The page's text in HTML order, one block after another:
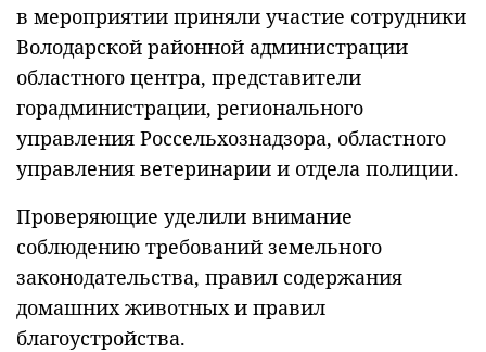
в мероприятии приняли участие сотрудники
Володарской районной администрации
областного центра, представители
горадминистрации, регионального
управления Россельхознадзора, областного
управления ветеринарии и отдела полиции.
Проверяющие уделили внимание
соблюдению требований земельного
законодательства, правил содержания
домашних животных и правил
благоустройства.